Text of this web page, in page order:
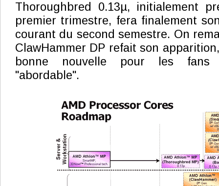
Thoroughbred 0.13µ, initialement
premier trimestre, fera finalement
courant du second semestre. On
ClawHammer DP refait son
bonne nouvelle pour les fans
"abordable".